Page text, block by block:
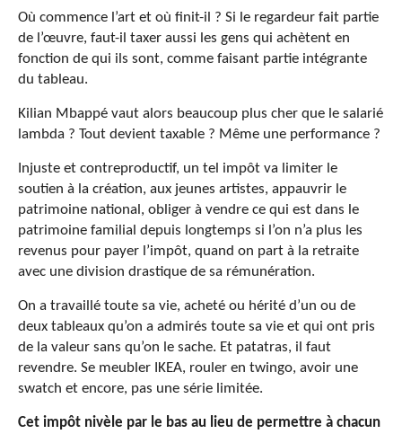
Où commence l’art et où finit-il ? Si le regardeur fait partie
de l’œuvre, faut-il taxer aussi les gens qui achètent en
fonction de qui ils sont, comme faisant partie intégrante
du tableau.
Kilian Mbappé vaut alors beaucoup plus cher que le salarié
lambda ? Tout devient taxable ? Même une performance ?
Injuste et contreproductif, un tel impôt va limiter le
soutien à la création, aux jeunes artistes, appauvrir le
patrimoine national, obliger à vendre ce qui est dans le
patrimoine familial depuis longtemps si l’on n’a plus les
revenus pour payer l’impôt, quand on part à la retraite
avec une division drastique de sa rémunération.
On a travaillé toute sa vie, acheté ou hérité d’un ou de
deux tableaux qu’on a admirés toute sa vie et qui ont pris
de la valeur sans qu’on le sache. Et patatras, il faut
revendre. Se meubler IKEA, rouler en twingo, avoir une
swatch et encore, pas une série limitée.
Cet impôt nivèle par le bas au lieu de permettre à chacun